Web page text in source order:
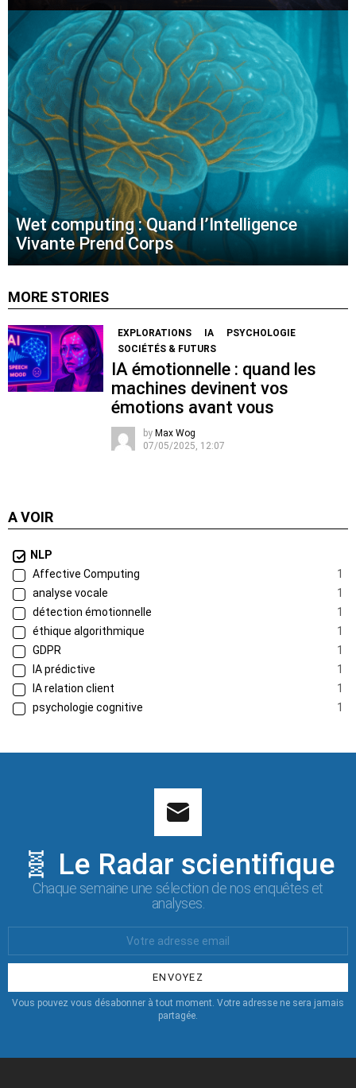
Wet computing : Quand l’Intelligence
Vivante Prend Corps
MORE STORIES
EXPLORATIONS IA
PSYCHOLOGIE
SOCIÉTÉS & FUTURS
IA émotionnelle : quand les
machines devinent vos
émotions avant vous
by Max Wog
07/05/2025, 12:07
A VOIR
NLP
Affective Computing
1
analyse vocale
1
détection émotionnelle
1
éthique algorithmique
1
GDPR
1
IA prédictive
1
IA relation client
1
psychologie cognitive
1
🧬 Le Radar scientifique
Chaque semaine une sélection de nos enquêtes et
analyses.
:
Vous pouvez vous désabonner à tout moment. Votre adresse ne sera jamais
partagée.